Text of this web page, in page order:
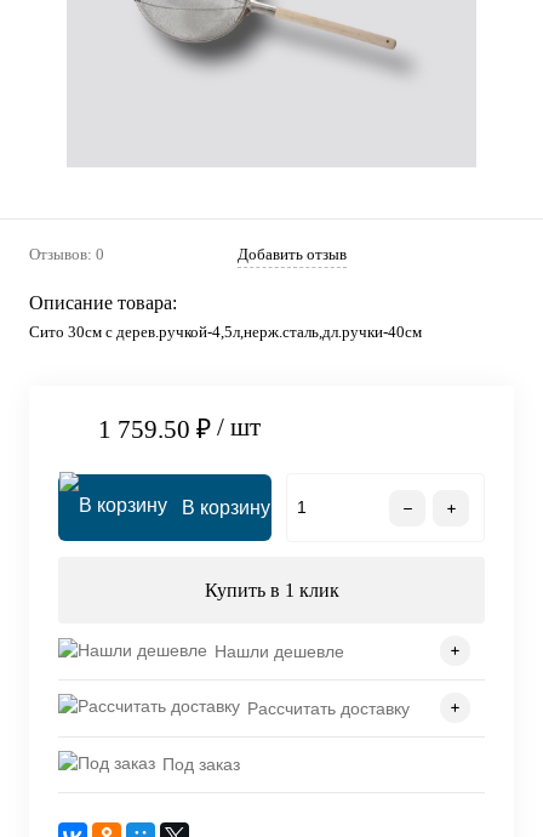
Отзывов: 0 Добавить отзыв
Описание товара:
Сито 30см с дерев.ручкой-4,5л,нерж.сталь,дл.ручки-40см
1 759.50 ₽ / шт
В корзину
Купить в 1 клик
Нашли дешевле
Рассчитать доставку
Под заказ